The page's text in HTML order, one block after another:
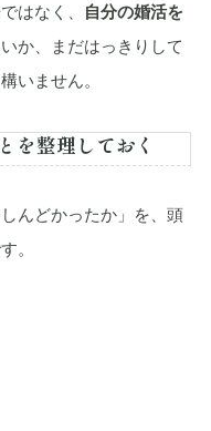
はなく、
自分の婚活を
か、まだはっきりして
いません。
を整理しておく
んどかったか」を、頭
。